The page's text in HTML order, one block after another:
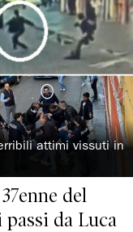
attimi vissuti in
del
da Luca